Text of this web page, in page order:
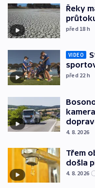
Řeky
před 18 h
VIDEO
před 22 h
4. 8. 2026
Třem
došla
4. 8. 2026